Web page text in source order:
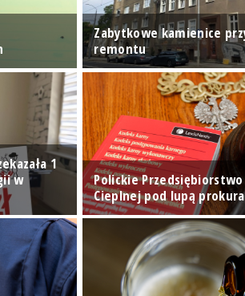
Zabytkowe kamienice
remontu
1
w
Polickie
Cieplnej pod lupą